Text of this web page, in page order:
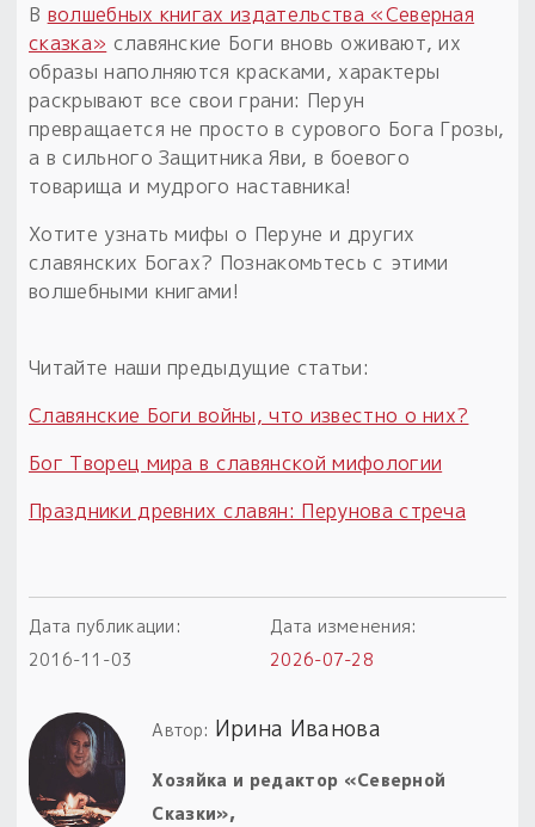
В волшебных книгах издательства «Северная
сказка» славянские Боги вновь оживают, их
образы наполняются красками, характеры
раскрывают все свои грани: Перун
превращается не просто в сурового Бога Грозы,
а в сильного Защитника Яви, в боевого
товарища и мудрого наставника!
Хотите узнать мифы о Перуне и других
славянских Богах? Познакомьтесь с этими
волшебными книгами!
Читайте наши предыдущие статьи:
Славянские Боги войны, что известно о них?
Бог Творец мира в славянской мифологии
Праздники древних славян: Перунова стреча
Дата публикации:
2016-11-03
Дата изменения:
2026-07-28
Автор: Ирина Иванова
Хозяйка и редактор «Северной
Сказки»,